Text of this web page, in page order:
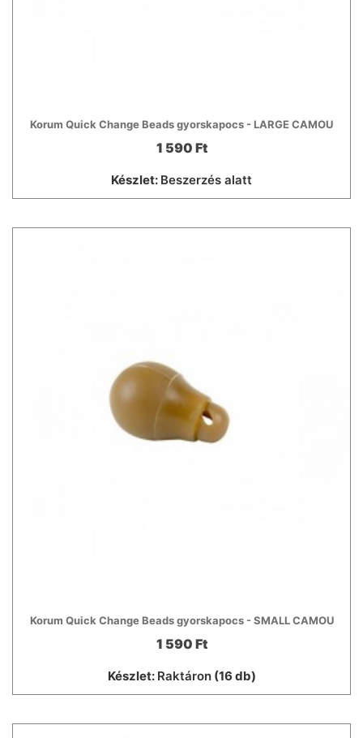
Korum Quick Change Beads gyorskapocs - LARGE CAMOU
1 590 Ft
Készlet: Beszerzés alatt
Korum Quick Change Beads gyorskapocs - SMALL CAMOU
1 590 Ft
Készlet: Raktáron(16 db)